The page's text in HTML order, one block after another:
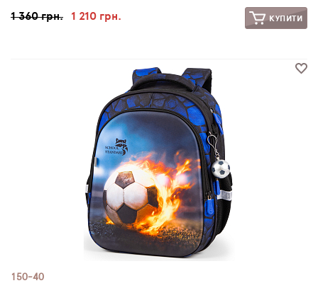
1 360 грн. 1 210 грн. КУПИТИ
150-40